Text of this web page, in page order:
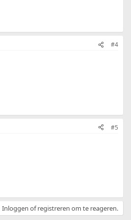
#4
#5
Inloggen of registreren om te reageren.